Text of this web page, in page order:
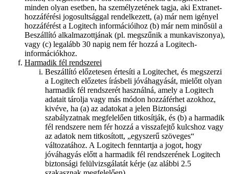
minden olyan esetben, ha személyzetének tagja, aki Extranet-
hozzáférési jogosultsággal rendelkezett, (a) már nem igényel
hozzáférést a Logitech információihoz (b) már nem minősül a
Beszállító alkalmazottjának (pl. megszűnik a munkaviszonya),
vagy (c) legalább 30 napig nem fér hozzá a Logitech-
információkhoz.
Harmadik fél rendszerei
Beszállító előzetesen értesíti a Logitechet, és megszerzi
a Logitech előzetes írásbeli jóváhagyását, mielőtt olyan
harmadik fél rendszerét használná, amely a Logitech
adatait tárolja vagy más módon hozzáférhet azokhoz,
kivéve, ha (a) az adatokat a jelen Biztonsági
szabályzatnak megfelelően titkosítják, és (b) a harmadik
fél rendszere nem fér hozzá a visszafejtő kulcshoz vagy
az adatok nem titkosított, „egyszerű szöveges“
változatához. A Logitech fenntartja a jogot, hogy
jóváhagyás előtt a harmadik fél rendszerének Logitech
biztonsági felülvizsgálatát kérje (az alábbi 2.5